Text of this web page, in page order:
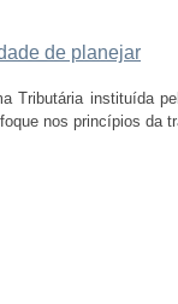
de planejar
Tributária instituída
nos princípios da